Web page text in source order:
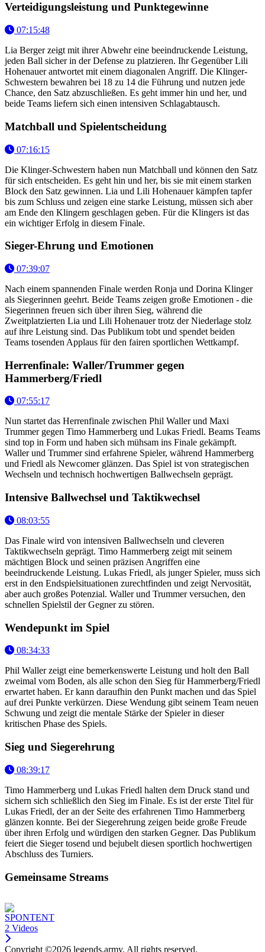
Verteidigungsleistung und Punktegewinne
07:15:48
Lia Berger zeigt mit ihrer Abwehr eine beeindruckende Leistung,
jeden Ball sicher in der Defense zu platzieren. Ihr Gegenüber Lili
Hohenauer antwortet mit einem diagonalen Angriff. Die Klinger-
Schwestern bewahren bei 18 zu 14 die Führung und nutzen jede
Chance, den Satz abzuschließen. Es geht immer hin und her, und
beide Teams liefern sich einen intensiven Schlagabtausch.
Matchball und Spielentscheidung
07:16:15
Die Klinger-Schwestern haben nun Matchball und können den Satz
für sich entscheiden. Es geht hin und her, bis sie mit einem starken
Block den Satz gewinnen. Lia und Lili Hohenauer kämpfen tapfer
bis zum Schluss und zeigen eine starke Leistung, müssen sich aber
am Ende den Klingern geschlagen geben. Für die Klingers ist das
ein wichtiger Erfolg in diesem Finale.
Sieger-Ehrung und Emotionen
07:39:07
Nach einem spannenden Finale werden Ronja und Dorina Klinger
als Siegerinnen geehrt. Beide Teams zeigen große Emotionen - die
Siegerinnen freuen sich über ihren Sieg, während die
Zweitplatzierten Lia und Lili Hohenauer trotz der Niederlage stolz
auf ihre Leistung sind. Das Publikum tobt und spendet beiden
Teams tosenden Applaus für den fairen sportlichen Wettkampf.
Herrenfinale: Waller/Trummer gegen
Hammerberg/Friedl
07:55:17
Nun startet das Herrenfinale zwischen Phil Waller und Maxi
Trummer gegen Timo Hammerberg und Lukas Friedl. Beams Teams
sind top in Form und haben sich mühsam ins Finale gekämpft.
Waller und Trummer sind erfahrene Spieler, während Hammerberg
und Friedl als Newcomer glänzen. Das Spiel ist von strategischen
Wechseln und technisch hochwertigen Ballwechseln geprägt.
Intensive Ballwechsel und Taktikwechsel
08:03:55
Das Finale wird von intensiven Ballwechseln und cleveren
Taktikwechseln geprägt. Timo Hammerberg zeigt mit seinem
mächtigen Block und seinen präzisen Angriffen eine
beeindruckende Leistung. Lukas Friedl, als junger Spieler, muss sich
erst in den Endspielsituationen zurechtfinden und zeigt Nervosität,
aber auch großes Potenzial. Waller und Trummer versuchen, den
schnellen Spielstil der Gegner zu stören.
Wendepunkt im Spiel
08:34:33
Phil Waller zeigt eine bemerkenswerte Leistung und holt den Ball
zweimal vom Boden, als alle schon den Sieg für Hammerberg/Friedl
erwartet haben. Er kann daraufhin den Punkt machen und das Spiel
auf drei Punkte verkürzen. Diese Wendung gibt seinem Team neuen
Schwung und zeigt die mentale Stärke der Spieler in dieser
kritischen Phase des Spiels.
Sieg und Siegerehrung
08:39:17
Timo Hammerberg und Lukas Friedl halten dem Druck stand und
sichern sich schließlich den Sieg im Finale. Es ist der erste Titel für
Lukas Friedl, der an der Seite des erfahrenen Timo Hammerberg
glänzen konnte. Bei der Siegerehrung zeigen beide große Freude
über ihren Erfolg und würdigen den starken Gegner. Das Publikum
feiert die Sieger tosend und bejubelt diesen sportlich hochwertigen
Abschluss des Turniers.
Gemeinsame Streams
SPONTENT
2 Videos
Copyright ©2026 legends.army. All rights reserved.